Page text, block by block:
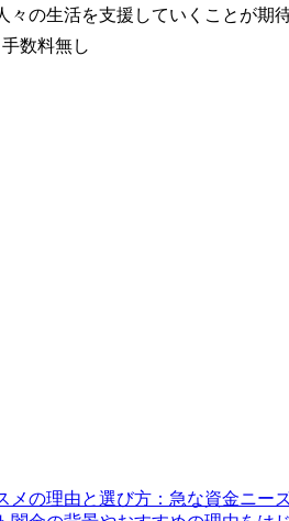
の生活を支援していくことが期待
数料無し
メの理由と選び方：急な資金ニー